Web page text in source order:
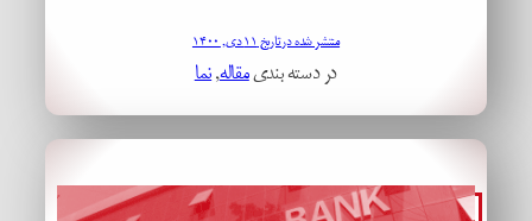
منتشر شده در تاریخ ۱۱ دی, ۱۴۰۰
در دسته بندیمقاله, نما